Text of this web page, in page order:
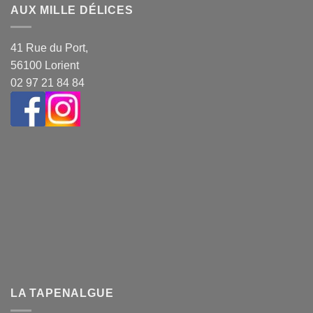
AUX MILLE DÉLICES
41 Rue du Port,
56100 Lorient
02 97 21 84 84
LA TAPENALGUE